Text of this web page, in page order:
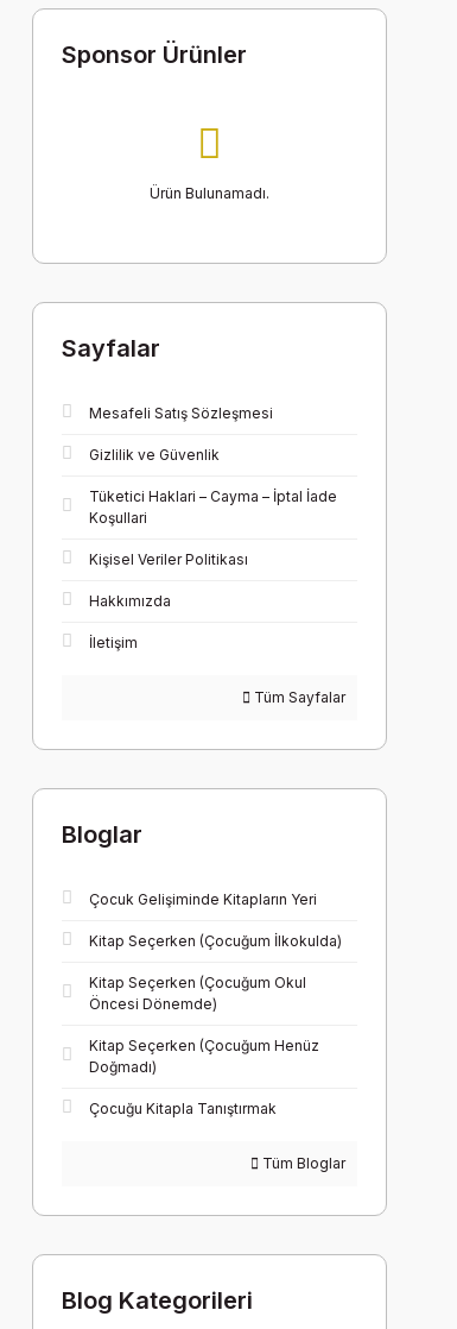
Sponsor Ürünler
Ürün Bulunamadı.
Sayfalar
Mesafeli Satış Sözleşmesi
Gizlilik ve Güvenlik
Tüketici Haklari – Cayma – İptal İade
Koşullari
Kişisel Veriler Politikası
Hakkımızda
İletişim
Tüm Sayfalar
Bloglar
Çocuk Gelişiminde Kitapların Yeri
Kitap Seçerken (Çocuğum İlkokulda)
Kitap Seçerken (Çocuğum Okul
Öncesi Dönemde)
Kitap Seçerken (Çocuğum Henüz
Doğmadı)
Çocuğu Kitapla Tanıştırmak
Tüm Bloglar
Blog Kategorileri